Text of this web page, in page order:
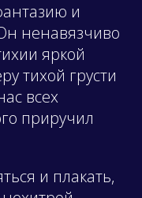
и
ненавязчиво
яркой
тихой грусти
всех
приручил
и плакать,